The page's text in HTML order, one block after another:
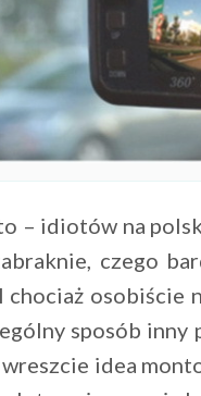
– idiotów na
czego
chociaż osobiście
sposób inny
idea